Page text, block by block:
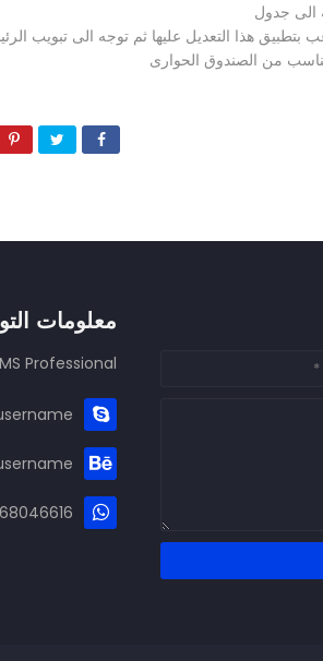
الى جدول
بتطبيق هذا التعديل عليها ثم توجه الى تبويب
من الصندوق الحوارى
معلومات
MS Professional